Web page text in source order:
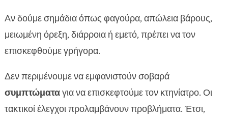
Αν δούμε σημάδια όπως φαγούρα, απώλεια βάρους,
μειωμένη όρεξη, διάρροια ή εμετό, πρέπει να τον
επισκεφθούμε γρήγορα.
Δεν περιμένουμε να εμφανιστούν σοβαρά
συμπτώματαγια να επισκεφτούμε τον κτηνίατρο. Οι
τακτικοί έλεγχοι προλαμβάνουν προβλήματα. Έτσι,